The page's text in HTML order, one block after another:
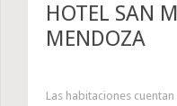
HOTEL SAN
MENDOZA
Las habitaciones